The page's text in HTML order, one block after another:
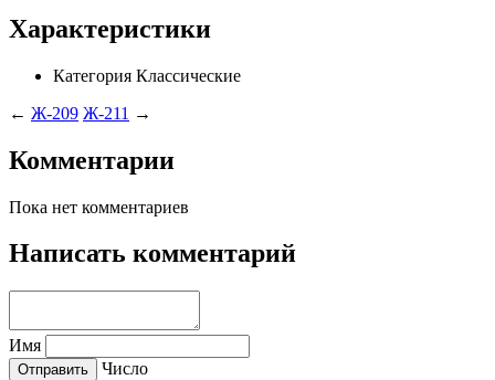
Характеристики
Категория Классические
← Ж-209 Ж-211 →
Комментарии
Пока нет комментариев
Написать комментарий
Имя
Число